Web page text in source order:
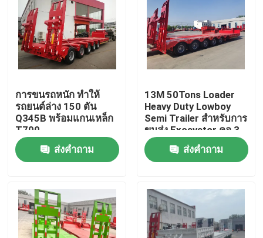
สินค้า
การขนรถหนัก ทําให้
รถยนต์ล่าง 150 ตัน
Q345B พร้อมแกนเหล็ก
T700
ส่งคำถาม
13M 50Tons Loader
Heavy Duty Lowboy
Semi Trailer สําหรับการ
ขนส่ง Excavator คอ 3
แกน เตียงต่ํา
ส่งคำถาม